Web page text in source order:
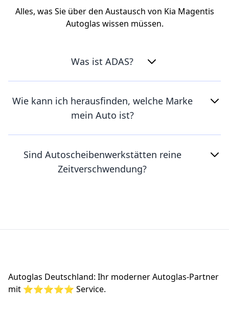
Alles, was Sie über den Austausch von Kia Magentis
Autoglas wissen müssen.
Was ist ADAS?
Wie kann ich herausfinden, welche Marke
mein Auto ist?
Sind Autoscheibenwerkstätten reine
Zeitverschwendung?
Autoglas Deutschland: Ihr moderner Autoglas-Partner
mit ⭐⭐⭐⭐⭐ Service.